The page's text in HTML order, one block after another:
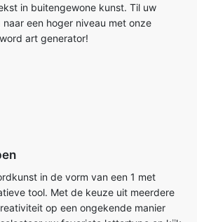
in buitengewone kunst. Til uw
een hoger niveau met onze
art generator!
in de vorm van een 1 met
tool. Met de keuze uit meerdere
op een ongekende manier